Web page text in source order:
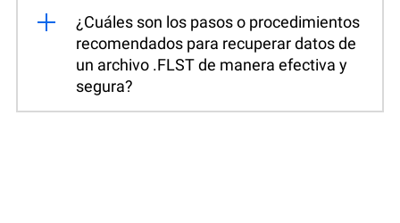
¿Cuáles son los pasos o procedimientos
recomendados para recuperar datos de
un archivo .FLST de manera efectiva y
segura?